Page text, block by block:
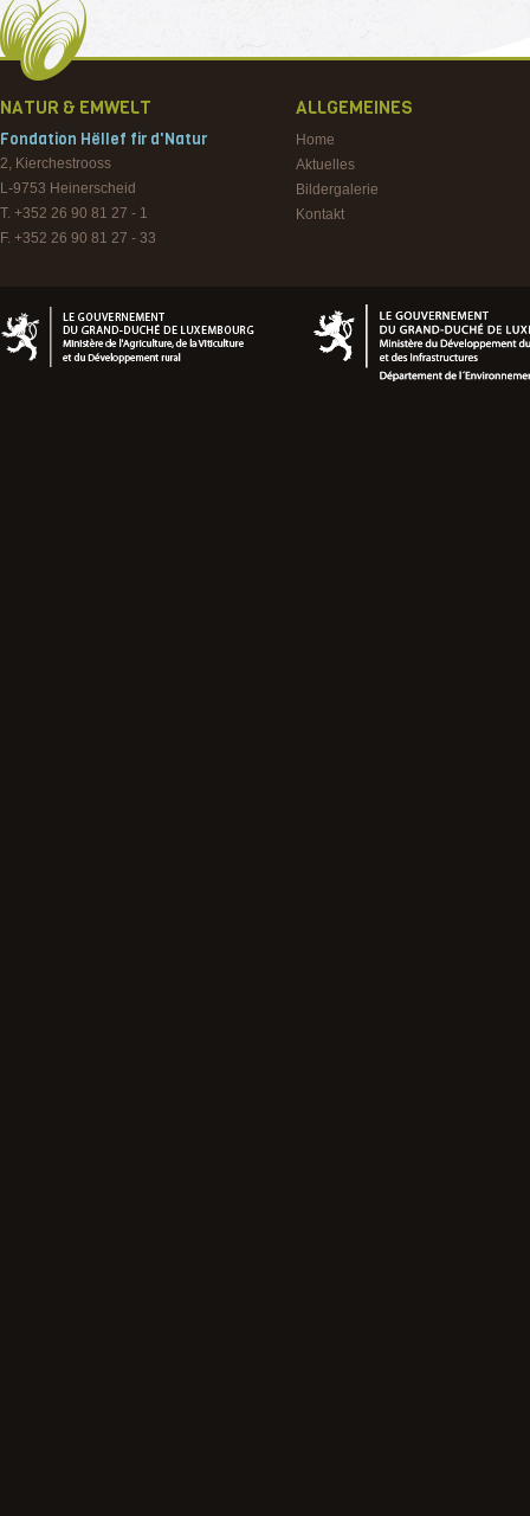
NATUR & EMWELT
Fondation Hëllef fir d'Natur
2, Kierchestrooss
L-9753 Heinerscheid
T. +352 26 90 81 27 - 1
F. +352 26 90 81 27 - 33
ALLGEMEINES
Home
Aktuelles
Bildergalerie
Kontakt